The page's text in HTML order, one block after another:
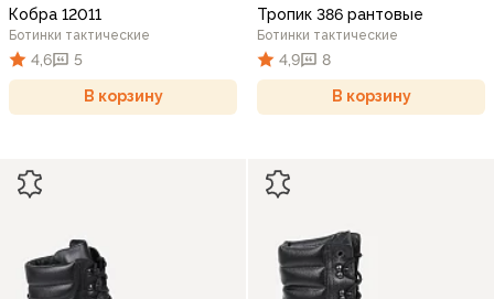
Кобра 12011
Ботинки тактические
4,6 5
В корзину
Тропик 386 рантовые
Ботинки тактические
4,9 8
В корзину